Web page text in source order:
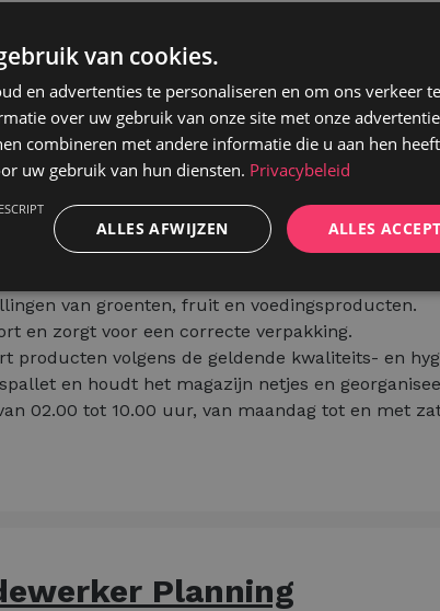
verantwoordelijkheden op te nemen en zo
van groenten, fruit en voedingsproducten.
en zorgt voor een correcte verpakking.
producten volgens de geldende kwaliteits- en
en houdt het magazijn netjes en
02.00 tot 10.00 uur, van maandag tot en met
Planning
van cookies.
en advertenties te personaliseren en om ons verkeer te
over uw gebruik van onze site met onze
combineren met andere informatie die u aan hen
uw gebruik van hun diensten. Privacybeleid
ALLES
ALLES AFWIJZEN